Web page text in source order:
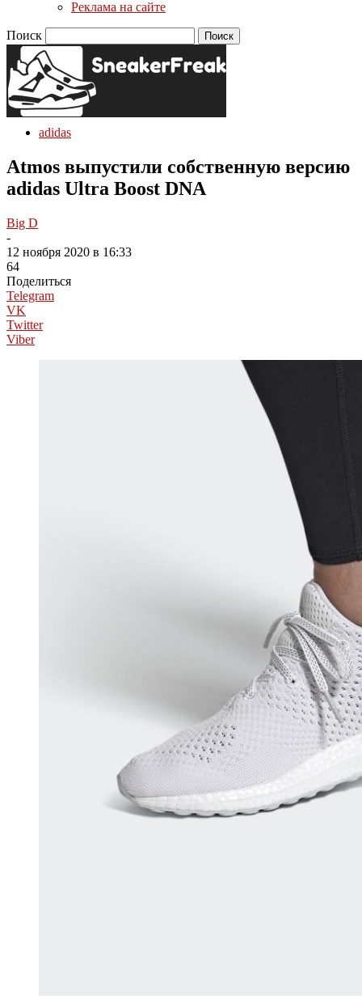
Реклама на сайте
Поиск
adidas
Atmos выпустили собственную версию
adidas Ultra Boost DNA
Big D
-
12 ноября 2020 в 16:33
64
Поделиться
Telegram
VK
Twitter
Viber